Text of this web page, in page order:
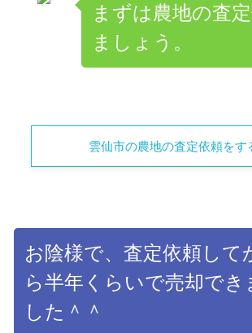
まずは農地の査
ましょう。
雲仙市の農地の査定依頼をす
お陰様で、査定依頼して
ら半年くらいで売却でき
した＾＾